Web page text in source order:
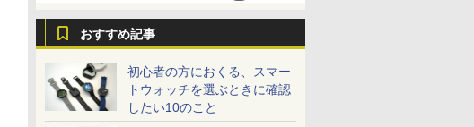
おすすめ記事
初心者の方におくる、スマー
トウォッチを選ぶときに確認
したい10のこと